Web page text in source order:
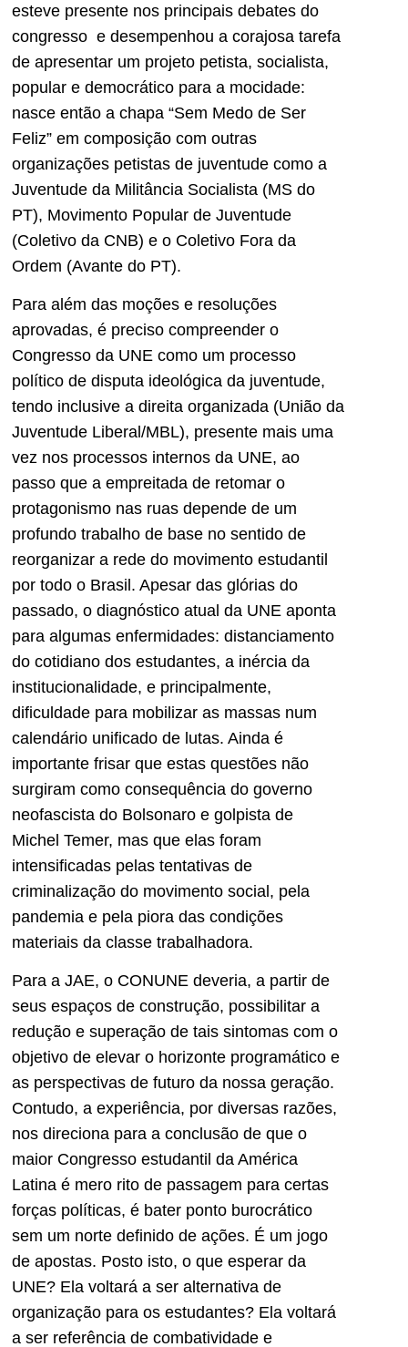
esteve presente nos principais debates do
congresso e desempenhou a corajosa tarefa
de apresentar um projeto petista, socialista,
popular e democrático para a mocidade:
nasce então a chapa “Sem Medo de Ser
Feliz” em composição com outras
organizações petistas de juventude como a
Juventude da Militância Socialista (MS do
PT), Movimento Popular de Juventude
(Coletivo da CNB) e o Coletivo Fora da
Ordem (Avante do PT).
Para além das moções e resoluções
aprovadas, é preciso compreender o
Congresso da UNE como um processo
político de disputa ideológica da juventude,
tendo inclusive a direita organizada (União da
Juventude Liberal/MBL), presente mais uma
vez nos processos internos da UNE, ao
passo que a empreitada de retomar o
protagonismo nas ruas depende de um
profundo trabalho de base no sentido de
reorganizar a rede do movimento estudantil
por todo o Brasil. Apesar das glórias do
passado, o diagnóstico atual da UNE aponta
para algumas enfermidades: distanciamento
do cotidiano dos estudantes, a inércia da
institucionalidade, e principalmente,
dificuldade para mobilizar as massas num
calendário unificado de lutas. Ainda é
importante frisar que estas questões não
surgiram como consequência do governo
neofascista do Bolsonaro e golpista de
Michel Temer, mas que elas foram
intensificadas pelas tentativas de
criminalização do movimento social, pela
pandemia e pela piora das condições
materiais da classe trabalhadora.
Para a JAE, o CONUNE deveria, a partir de
seus espaços de construção, possibilitar a
redução e superação de tais sintomas com o
objetivo de elevar o horizonte programático e
as perspectivas de futuro da nossa geração.
Contudo, a experiência, por diversas razões,
nos direciona para a conclusão de que o
maior Congresso estudantil da América
Latina é mero rito de passagem para certas
forças políticas, é bater ponto burocrático
sem um norte definido de ações. É um jogo
de apostas. Posto isto, o que esperar da
UNE? Ela voltará a ser alternativa de
organização para os estudantes? Ela voltará
a ser referência de combatividade e